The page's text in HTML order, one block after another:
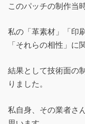
このパッチの制作当時
私の「革素材」「印
「それらの相性」に
結果として技術面の
りました。
私自身、その業者さ